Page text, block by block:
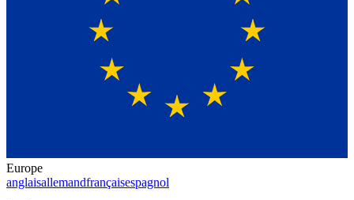
Europe
anglaisallemandfrançaisespagnol